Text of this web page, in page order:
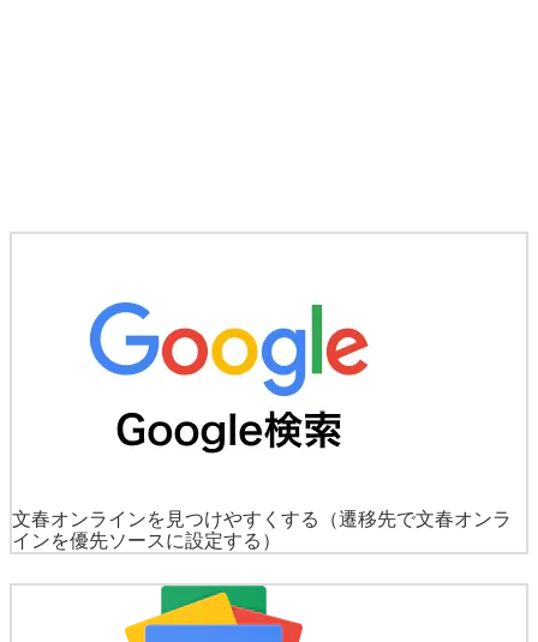
文春オンラインを見つけやすくする
（遷移先で文春オンラ
インを優先ソースに設定する）